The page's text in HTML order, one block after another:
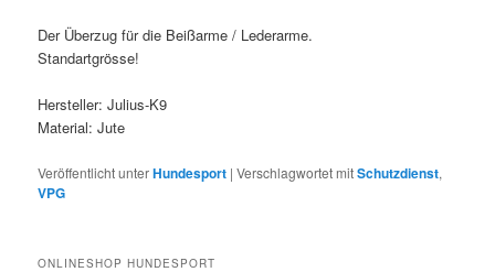
Der Überzug für die Beißarme / Lederarme.
Standartgrösse!
Hersteller: Julius-K9
Material: Jute
Veröffentlicht unterHundesport |Verschlagwortet mitSchutzdienst,
VPG
ONLINESHOP HUNDESPORT